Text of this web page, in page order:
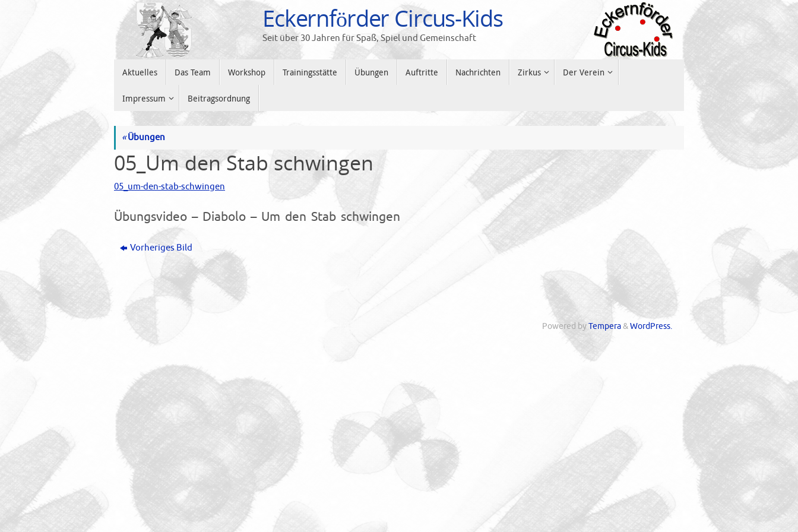
Eckernförder Circus-Kids
Seit über 30 Jahren für Spaß, Spiel und Gemeinschaft
Inhalt
Aktuelles Das Team Workshop Trainingsstätte Übungen Auftritte Nachrichten Zirkus Der Verein
Impressum Beitragsordnung
«Übungen
05_Um den Stab schwingen
05_um-den-stab-schwingen
Übungsvideo – Diabolo – Um den Stab schwingen
Vorheriges Bild
Powered byTempera&WordPress.